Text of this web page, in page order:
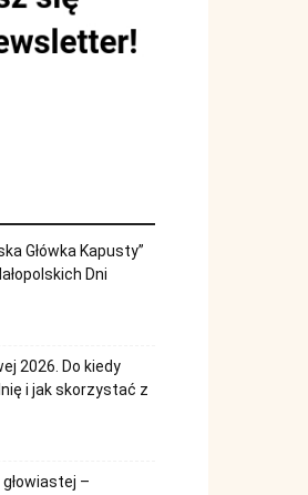
Główka Kapusty”
Dni
2026. Do kiedy
i jak skorzystać z
–